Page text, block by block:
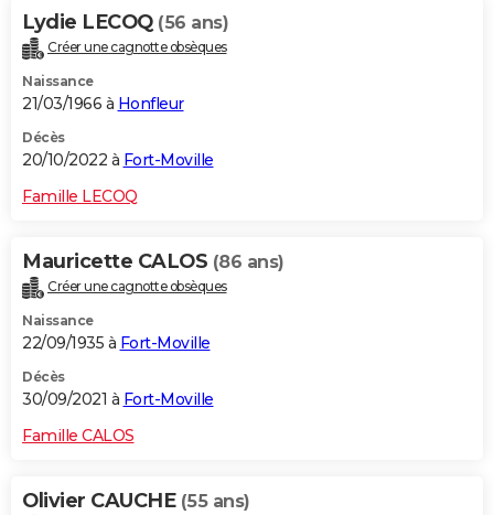
Bricolage
Lifestyle
Culture
Television
Voyage
Cinema
Lydie LECOQ (56 ans)
Créer une cagnotte obsèques
Naissance
21/03/1966 à Honfleur
Décès
20/10/2022 à Fort-Moville
Famille LECOQ
Mauricette CALOS (86 ans)
Créer une cagnotte obsèques
Naissance
22/09/1935 à Fort-Moville
Décès
30/09/2021 à Fort-Moville
Famille CALOS
Olivier CAUCHE (55 ans)